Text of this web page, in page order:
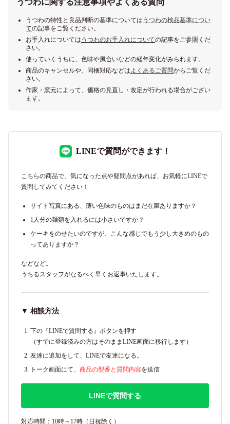
うつわに関する注意事項やよくある質問
うつわの特性と良品判断の基準については うつわの検品基準につい
ての記事をご覧ください。
お手入れについては うつわのお手入れについての記事をご参照くだ
さい。
使っていくうちに、色味や風合いなどの経年変化がみられます。
商品のキャンセルや、同梱対応などはよくあるご質問からご覧くだ
さい。
作家・窯元によって、価格の見直し・改定が行われる場合がござい
ます。
LINEで質問ができます！
こちらの商品で、気になった点や疑問点があれば、お気軽にLINEで
質問してみてください！
サイト写真にある、薄い色味のものはまだ在庫ありますか？
1人分の麺類を入れるには小さいですか？
ケーキをのせたいのですが、こんな感じでもう少し大きめのもの
ってありますか？
などなど。
うちるスタッフがなるべく早くお返事いたします。
▼ 相談方法
下の『LINEで質問する』ボタンを押す
（すでに登録済みの方はそのままLINE画面に移行します）
友達に追加をして、LINEで友達になる。
トーク画面にて、 商品の型番と質問内容を送信
LINEで質問する
対応時間：10時～17時（日祝除く）